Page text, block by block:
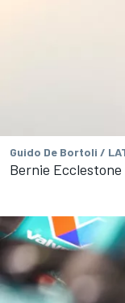
Guido De Bortoli /
Bernie Ecclestone